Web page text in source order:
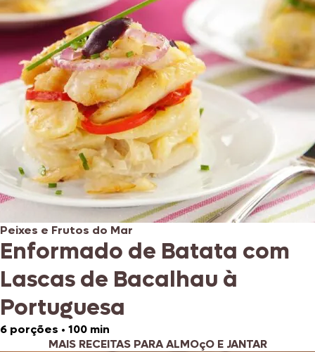
Peixes e Frutos do Mar
Enformado de Batata com
Lascas de Bacalhau à
Portuguesa
6 porções • 100 min
MAIS RECEITAS PARA ALMOçO E JANTAR